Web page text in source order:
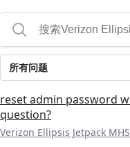
所有问题
reset admin password
question?
Verizon Ellipsis Jetpack